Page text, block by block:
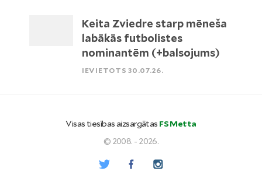
Keita Zviedre starp mēneša
labākās futbolistes
nominantēm (+balsojums)
IEVIETOTS 30.07.26.
Visas tiesības aizsargātas FS Metta
© 2008. - 2026.